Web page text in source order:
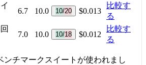
6.7 10.0 10/20 $0.013
比較す
る
7.0 10.0 10/18 $0.012
比較す
る
ンチマークスイートが使われまし